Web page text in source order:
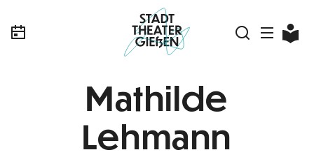
Mathilde
Lehmann